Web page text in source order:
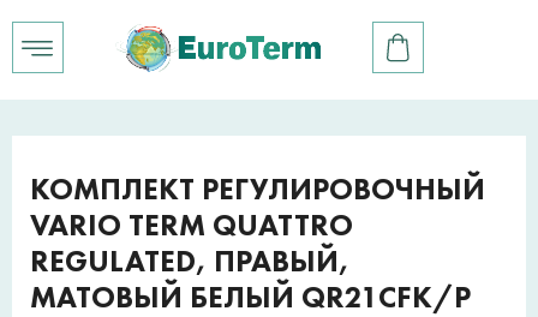
КОМПЛЕКТ РЕГУЛИРОВОЧНЫЙ
VARIO TERM QUATTRO
REGULATED, ПРАВЫЙ,
МАТОВЫЙ БЕЛЫЙ QR21CFK/P